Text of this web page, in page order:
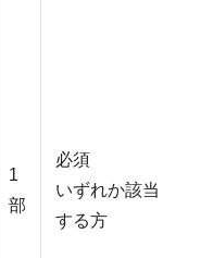
1
部
必須
いずれか該当
する方